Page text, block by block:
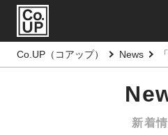
Co.UP（コアップ） News
新着